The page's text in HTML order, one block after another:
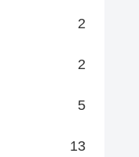
2
2
5
13